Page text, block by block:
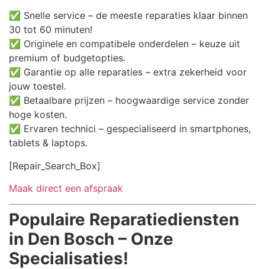
✅ Snelle service – de meeste reparaties klaar binnen
30 tot 60 minuten!
✅ Originele en compatibele onderdelen – keuze uit
premium of budgetopties.
✅ Garantie op alle reparaties – extra zekerheid voor
jouw toestel.
✅ Betaalbare prijzen – hoogwaardige service zonder
hoge kosten.
✅ Ervaren technici – gespecialiseerd in smartphones,
tablets & laptops.
[Repair_Search_Box]
Maak direct een afspraak
Populaire Reparatiediensten
in Den Bosch – Onze
Specialisaties!